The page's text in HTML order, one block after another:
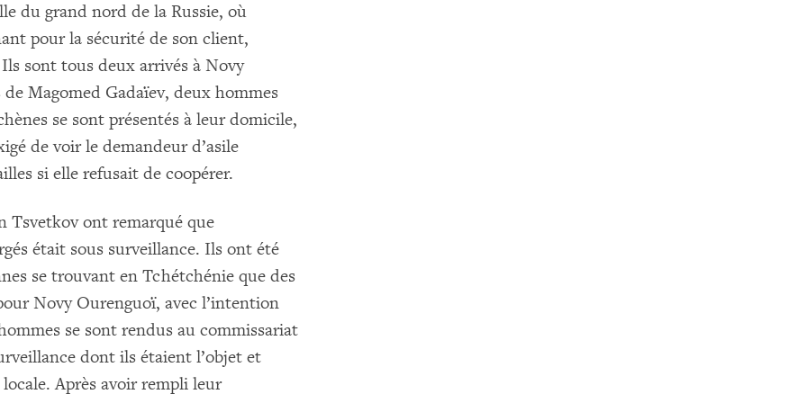
du grand nord de la Russie, où
pour la sécurité de son client,
sont tous deux arrivés à Novy
Magomed Gadaïev, deux hommes
se sont présentés à leur domicile,
de voir le demandeur d’asile
si elle refusait de coopérer.
Tsvetkov ont remarqué que
était sous surveillance. Ils ont été
se trouvant en Tchétchénie que des
Novy Ourenguoï, avec l’intention
se sont rendus au commissariat
dont ils étaient l’objet et
Après avoir rempli leur